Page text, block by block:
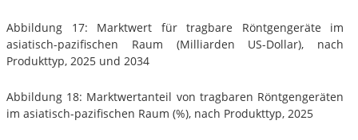
Abbildung 17: Marktwert für tragbare Röntgengeräte im
asiatisch-pazifischen Raum (Milliarden US-Dollar), nach
Produkttyp, 2025 und 2034
Abbildung 18: Marktwertanteil von tragbaren Röntgengeräten
im asiatisch-pazifischen Raum (%), nach Produkttyp, 2025